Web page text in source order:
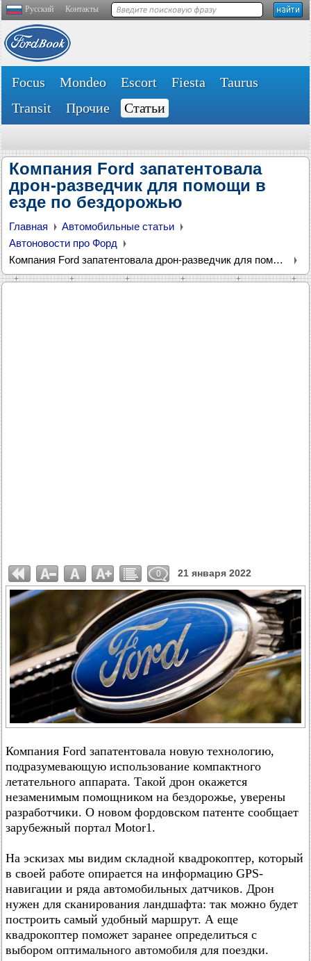
Русский Контакты
Focus Mondeo Escort Fiesta
Taurus
Transit
Прочие Статьи
Компания Ford запатентовала
дрон-разведчик для помощи в
езде по бездорожью
Главная
Автомобильные статьи
Автоновости про Форд
Компания Ford запатентовала дрон-разведчик для помощи в езде по бездорожью
0 21 января 2022
Компания Ford запатентовала новую технологию,
подразумевающую использование компактного
летательного аппарата. Такой дрон окажется
незаменимым помощником на бездорожье, уверены
разработчики. О новом фордовском патенте сообщает
зарубежный портал Motor1.
На эскизах мы видим складной квадрокоптер, который
в своей работе опирается на информацию GPS-
навигации и ряда автомобильных датчиков. Дрон
нужен для сканирования ландшафта: так можно будет
построить самый удобный маршрут. А еще
квадрокоптер поможет заранее определиться с
выбором оптимального автомобиля для поездки.